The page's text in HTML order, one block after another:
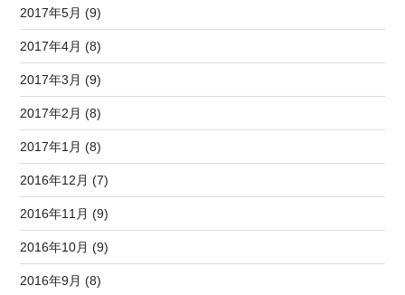
2017年5月 (9)
2017年4月 (8)
2017年3月 (9)
2017年2月 (8)
2017年1月 (8)
2016年12月 (7)
2016年11月 (9)
2016年10月 (9)
2016年9月 (8)